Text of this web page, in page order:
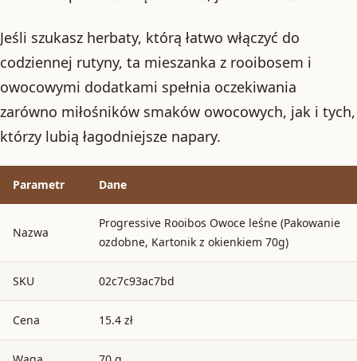
Jeśli szukasz herbaty, którą łatwo włączyć do
codziennej rutyny, ta mieszanka z rooibosem i
owocowymi dodatkami spełnia oczekiwania
zarówno miłośników smaków owocowych, jak i tych,
którzy lubią łagodniejsze napary.
Parametr Dane
Nazwa
Progressive Rooibos Owoce leśne (Pakowanie
ozdobne, Kartonik z okienkiem 70g)
SKU 02c7c93ac7bd
Cena 15.4 zł